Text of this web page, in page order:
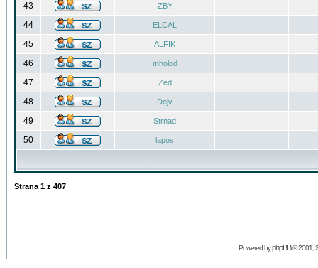
43 ZBY
44 ELCAL
45 ALFIK
46 mholod
47 Zed
48 Dejv
49 Strnad
50 lapos
Strana 1 z 407
Powered byphpBB© 2001,